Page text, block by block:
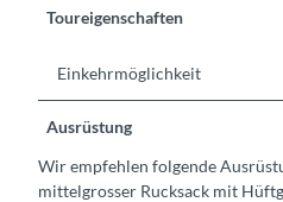
Toureigenschaften
Einkehrmöglichkeit
Ausrüstung
Wir empfehlen folgende
mittelgrosser Rucksack mit